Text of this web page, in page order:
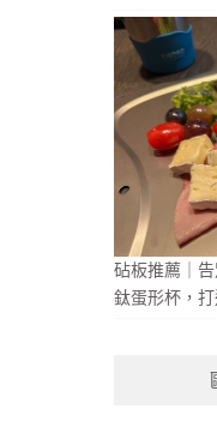
砧板推薦｜
鈦蛋形杯，